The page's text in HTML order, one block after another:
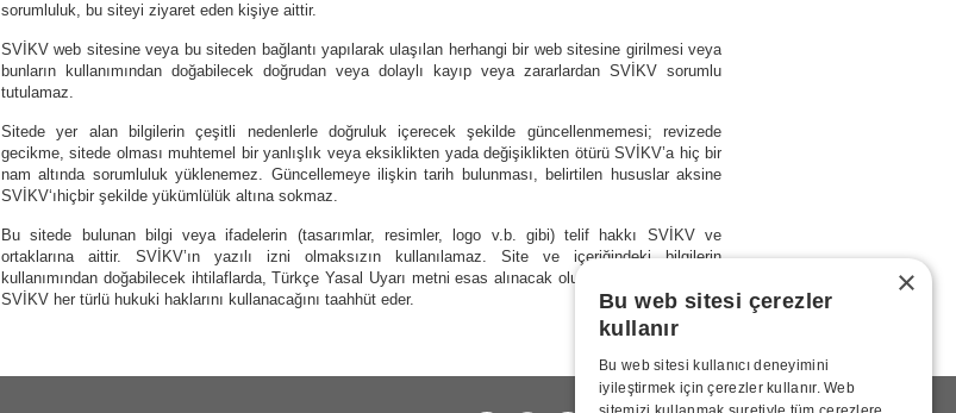
sorumluluk, bu siteyi ziyaret eden kişiye aittir.
SVİKV web sitesine veya bu siteden bağlantı yapılarak ulaşılan herhangi bir web sitesine girilmesi veya
bunların kullanımından doğabilecek doğrudan veya dolaylı kayıp veya zararlardan SVİKV sorumlu
tutulamaz.
Sitede yer alan bilgilerin çeşitli nedenlerle doğruluk içerecek şekilde güncellenmemesi; revizede
gecikme, sitede olması muhtemel bir yanlışlık veya eksiklikten yada değişiklikten ötürü SVİKV’a hiç bir
nam altında sorumluluk yüklenemez. Güncellemeye ilişkin tarih bulunması, belirtilen hususlar aksine
SVİKV‘ıhiçbir şekilde yükümlülük altına sokmaz.
Bu sitede bulunan bilgi veya ifadelerin (tasarımlar, resimler, logo v.b. gibi) telif hakkı SVİKV ve
ortaklarına aittir. SVİKV’ın yazılı izni olmaksızın kullanılamaz. Site ve içeriğindeki bilgilerin
kullanımından doğabilecek ihtilaflarda, Türkçe Yasal Uyarı metni esas alınacak olup, böyle bir durumda
SVİKV her türlü hukuki haklarını kullanacağını taahhüt eder.
×
Bu web sitesi çerezler
kullanır
Bu web sitesi kullanıcı deneyimini
iyileştirmek için çerezler kullanır. Web